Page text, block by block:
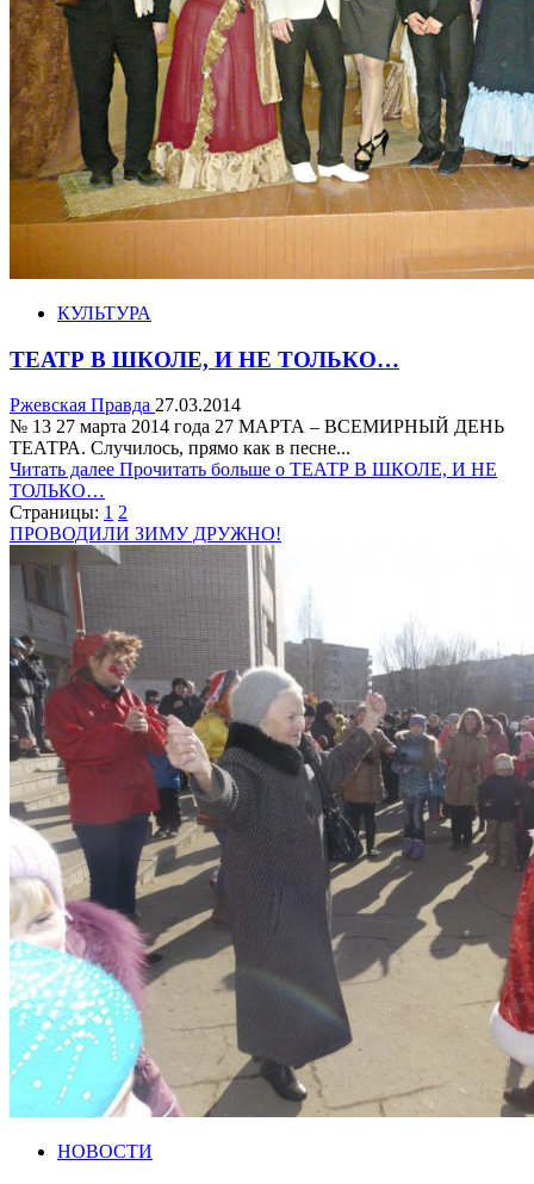
КУЛЬТУРА
ТЕАТР В ШКОЛЕ, И НЕ ТОЛЬКО…
Ржевская Правда 27.03.2014
№ 13 27 марта 2014 года 27 МАРТА – ВСЕМИРНЫЙ ДЕНЬ
ТЕАТРА. Случилось, прямо как в песне...
Читать далее Прочитать больше о ТЕАТР В ШКОЛЕ, И НЕ
ТОЛЬКО…
Страницы: 1 2
ПРОВОДИЛИ ЗИМУ ДРУЖНО!
НОВОСТИ